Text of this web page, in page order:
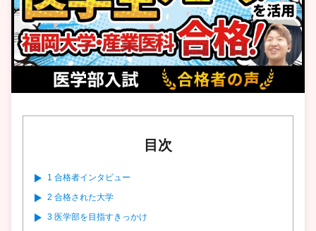
目次
1 合格者インタビュー
2 合格された大学
3 医学部を目指すきっかけ